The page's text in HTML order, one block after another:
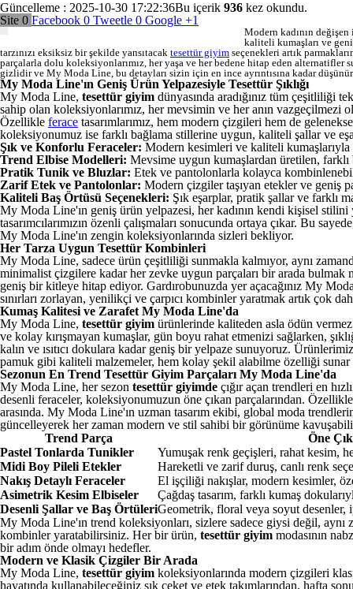
Güncelleme : 2025-10-30 17:22:36Bu içerik 936 kez okundu.
Site 0 Facebook 0 Tweetle 0 Google +1
Modern kadının
kaliteli kumaşları ve
tarzınızı eksiksiz bir şekilde yansıtacak tesettür giyim seçenekleri artık
parçalarla dolu koleksiyonlarımız, her yaşa ve her bedene hitap eden
gizlidir ve My Moda Line, bu detayları sizin için en ince ayrıntısına kadar
My Moda Line'ın Geniş Ürün Yelpazesiyle Tesettür Şıklığı
My Moda Line, tesettür giyim dünyasında aradığınız tüm çeşitliliği
sahip olan koleksiyonlarımız, her mevsimin ve her anın vazgeçilmezi
Özellikle ferace tasarımlarımız, hem modern çizgileri hem de
koleksiyonumuz ise farklı bağlama stillerine uygun, kaliteli şallar ve
Şık ve Konforlu Feraceler: Modern kesimleri ve kaliteli kumaşlarıyla
Trend Elbise Modelleri: Mevsime uygun kumaşlardan üretilen, farklı
Pratik Tunik ve Bluzlar: Etek ve pantolonlarla kolayca
Zarif Etek ve Pantolonlar: Modern çizgiler taşıyan etekler ve geniş
Kaliteli Baş Örtüsü Seçenekleri: Şık eşarplar, pratik şallar ve farklı
My Moda Line'ın geniş ürün yelpazesi, her kadının kendi kişisel
tasarımcılarımızın özenli çalışmaları sonucunda ortaya çıkar. Bu
My Moda Line'ın zengin koleksiyonlarında sizleri bekliyor.
Her Tarza Uygun Tesettür Kombinleri
My Moda Line, sadece ürün çeşitliliği sunmakla kalmıyor, aynı
minimalist çizgilere kadar her zevke uygun parçaları bir arada bulmak
geniş bir kitleye hitap ediyor. Gardırobunuzda yer açacağınız My
sınırları zorlayan, yenilikçi ve çarpıcı kombinler yaratmak artık çok
Kumaş Kalitesi ve Zarafet My Moda Line'da
My Moda Line, tesettür giyim ürünlerinde kaliteden asla ödün
ve kolay kırışmayan kumaşlar, gün boyu rahat etmenizi sağlarken,
kalın ve ısıtıcı dokulara kadar geniş bir yelpaze sunuyoruz.
pamuk gibi kaliteli malzemeler, hem kolay şekil alabilme özelliği
Sezonun En Trend Tesettür Giyim Parçaları My Moda Line'da
My Moda Line, her sezon tesettür giyimde çığır açan trendleri en
desenli feraceler, koleksiyonumuzun öne çıkan parçalarından. Özellikle
arasında. My Moda Line'ın uzman tasarım ekibi, global moda
güncelleyerek her zaman modern ve stil sahibi bir görünüme
Trend Parça
Öne
Pastel Tonlarda Tunikler
Yumuşak renk geçişleri, rahat kesim,
Midi Boy Pileli Etekler
Hareketli ve zarif duruş, canlı renk
Nakış Detaylı Feraceler
El işçiliği nakışlar, modern kesimler,
Asimetrik Kesim Elbiseler
Çağdaş tasarım, farklı kumaş
Desenli Şallar ve Baş ÖrtüleriGeometrik, floral veya soyut desenler,
My Moda Line'ın trend koleksiyonları, sizlere sadece giysi değil, aynı
kombinler yaratabilirsiniz. Her bir ürün, tesettür giyim modasının
bir adım önde olmayı hedefler.
Modern ve Klasik Çizgiler Bir Arada
My Moda Line, tesettür giyim koleksiyonlarında modern çizgileri
hayatında kullanabileceğiniz şık ceket ve etek takımlarından, hafta